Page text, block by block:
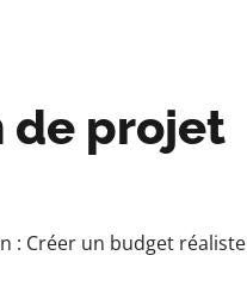
de projet
: Créer un budget réaliste